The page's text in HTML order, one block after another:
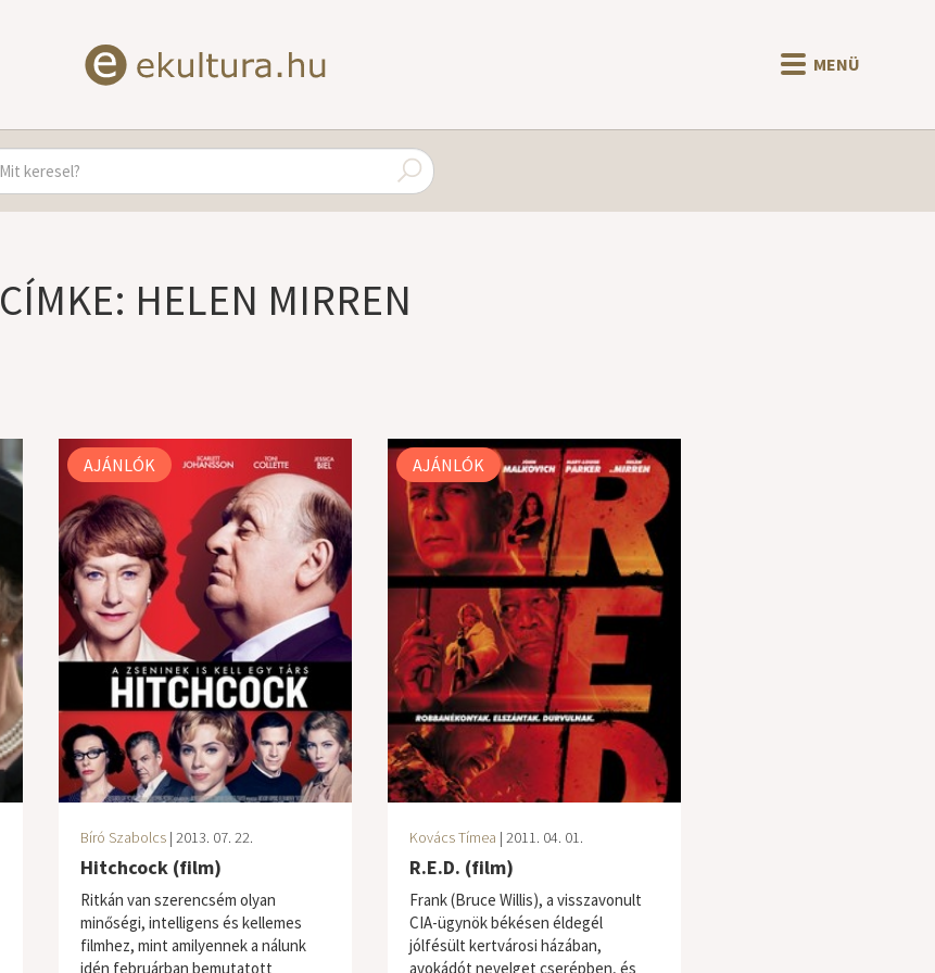
MENÜ
CÍMKE: HELEN MIRREN
AJÁNLÓK
Bíró Szabolcs | 2013. 07. 22.
Hitchcock (film)
Ritkán van szerencsém olyan
minőségi, intelligens és kellemes
filmhez, mint amilyennek a nálunk
idén februárban bemutatott
AJÁNLÓK
Kovács Tímea | 2011. 04. 01.
R.E.D. (film)
Frank (Bruce Willis), a visszavonult
CIA-ügynök békésen éldegél
jólfésült kertvárosi házában,
avokádót nevelget cserépben, és